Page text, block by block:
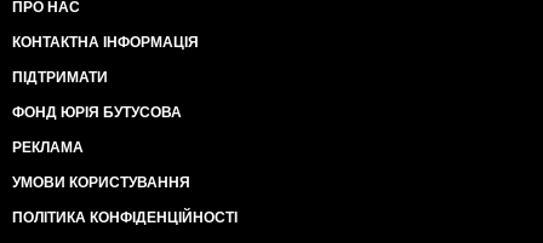
ПРО НАС
КОНТАКТНА ІНФОРМАЦІЯ
ПІДТРИМАТИ
ФОНД ЮРІЯ БУТУСОВА
РЕКЛАМА
УМОВИ КОРИСТУВАННЯ
ПОЛІТИКА КОНФІДЕНЦІЙНОСТІ